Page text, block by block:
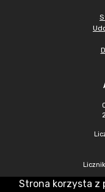
Strona korzysta z